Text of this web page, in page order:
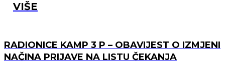
VIŠE
RADIONICE KAMP 3 P – OBAVIJEST O IZMJENI
NAČINA PRIJAVE NA LISTU ČEKANJA